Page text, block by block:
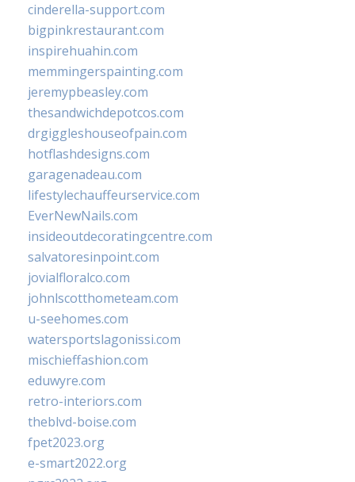
cinderella-support.com
bigpinkrestaurant.com
inspirehuahin.com
memmingerspainting.com
jeremypbeasley.com
thesandwichdepotcos.com
drgiggleshouseofpain.com
hotflashdesigns.com
garagenadeau.com
lifestylechauffeurservice.com
EverNewNails.com
insideoutdecoratingcentre.com
salvatoresinpoint.com
jovialfloralco.com
johnlscotthometeam.com
u-seehomes.com
watersportslagonissi.com
mischieffashion.com
eduwyre.com
retro-interiors.com
theblvd-boise.com
fpet2023.org
e-smart2022.org